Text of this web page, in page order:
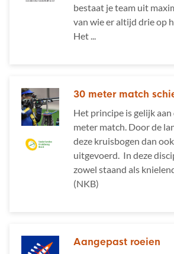
bestaat je team uit
van wie er altijd drie op
Het ...
30 meter match
Het principe is gelijk aan
meter match. Door de
deze kruisbogen dan
uitgevoerd. In deze
zowel staand als
(NKB)
Aangepast roeien